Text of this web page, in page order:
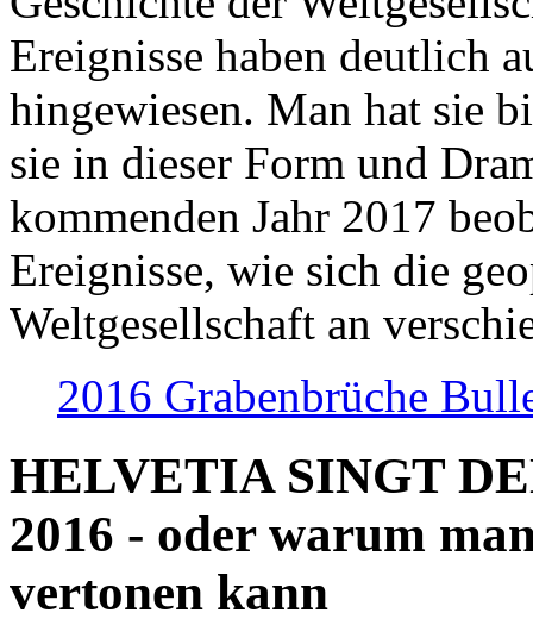
Ereignisse haben deutlich
hingewiesen. Man hat sie
sie in dieser Form und
kommenden Jahr 2017
Ereignisse, wie sich die
Weltgesellschaft an
2016 Grabenbrüche
HELVETIA SINGT
2016 - oder warum
vertonen kann